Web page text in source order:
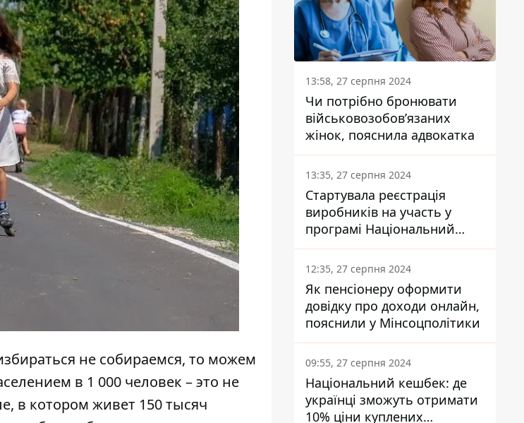
не собираемся, то можем
в 1 000 человек – это не
в котором живет 150 тысяч
13:58, 27 серпня 2024
Чи потрібно бронювати
військовозобов’язаних
жінок, пояснила адвокатка
13:35, 27 серпня 2024
Стартувала реєстрація
виробників на участь у
програмі Національний
кешбек: як це зробити
через портал Дія
12:35, 27 серпня 2024
Як пенсіонеру оформити
довідку про доходи онлайн,
пояснили у Мінсоцполітики
09:55, 27 серпня 2024
Національний кешбек: де
українці зможуть отримати
10% ціни куплених